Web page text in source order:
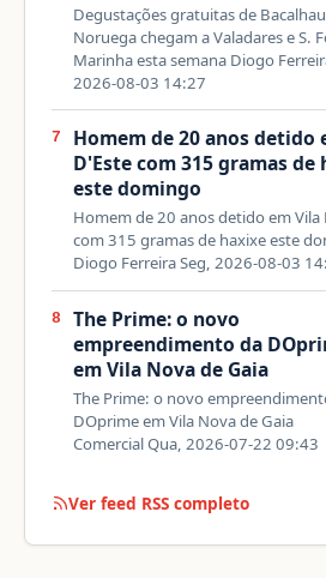
Degustações gratuitas de
Noruega chegam a Valadares e S.
Marinha esta semana Diogo
2026-08-03 14:27
7
Homem de 20 anos detido
D'Este com 315 gramas de
este domingo
Homem de 20 anos detido em Vila
com 315 gramas de haxixe este
Diogo Ferreira Seg, 2026-08-03
8
The Prime: o novo
empreendimento da
em Vila Nova de Gaia
The Prime: o novo
DOprime em Vila Nova de Gaia
Comercial Qua, 2026-07-22 09:43
Ver feed RSS completo